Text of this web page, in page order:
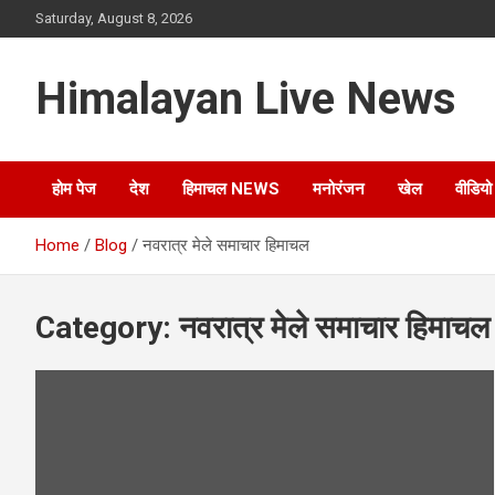
Saturday, August 8, 2026
Himalayan Live News
होम पेज देश हिमाचल NEWS मनोरंजन खेल वीडियो
Home Blog नवरात्र मेले समाचार हिमाचल
Category:नवरात्र मेले समाचार हिमाचल